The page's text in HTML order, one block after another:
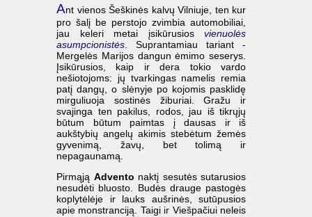
Ant vienos Šeškinės kalvų Vilniuje, ten kur
pro šalį be perstojo zvimbia automobiliai,
jau keleri metai įsikūrusios vienuolės
asumpcionistės . Suprantamiau tariant -
Mergelės Marijos dangun ėmimo seserys.
Įsikūrusios, kaip ir dera tokio vardo
nešiotojoms: jų tvarkingas namelis remia
patį dangų, o slėnyje po kojomis pasklidę
mirguliuoja sostinės žiburiai. Gražu ir
svajinga ten pakilus, rodos, jau iš tikrųjų
būtum būtum paimtas į dausas ir iš
aukštybių angelų akimis stebėtum žemės
gyvenimą, žavų, bet tolimą ir
nepagaunamą.
Pirmąją Advento naktį sesutės sutarusios
nesudėti bluosto. Budės drauge pastogės
koplytėlėje ir lauks aušrinės, sutūpusios
apie monstranciją. Taigi ir Viešpačiui neleis